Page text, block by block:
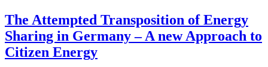
The Attempted Transposition of Energy
Sharing in Germany – A new Approach to
Citizen Energy